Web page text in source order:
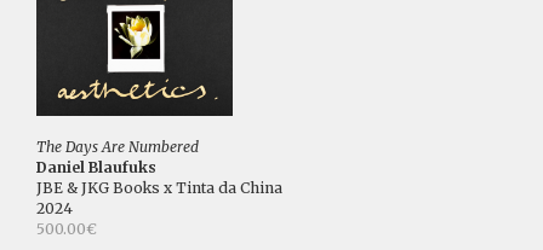
The Days Are Numbered
Daniel Blaufuks
JBE & JKG Books x Tinta da China
2024
500.00€